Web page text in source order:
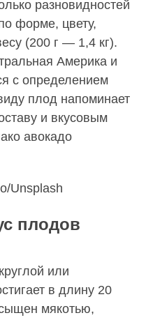
разновидностей
форме, цвету,
(200 г — 1,4 кг).
Америка и
с определением
плод напоминает
и вкусовым
авокадо
плодов
или
в длину 20
мякотью,